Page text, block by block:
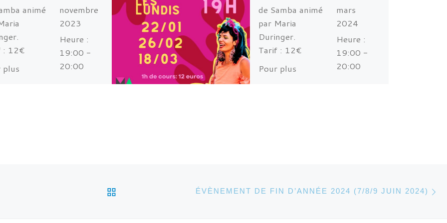
novembre
2023
Heure :
19:00 -
20:00
animé
: 12€
plus
mars
2024
Heure :
19:00 -
20:00
de Samba animé
par Maria
Duringer.
Tarif : 12€
Pour plus
RETOUR À LA LISTE DES ARTICLES
ÉVÈNEMENT DE FIN D’ANNÉE 2024 (7/8/9 JUIN 2024)